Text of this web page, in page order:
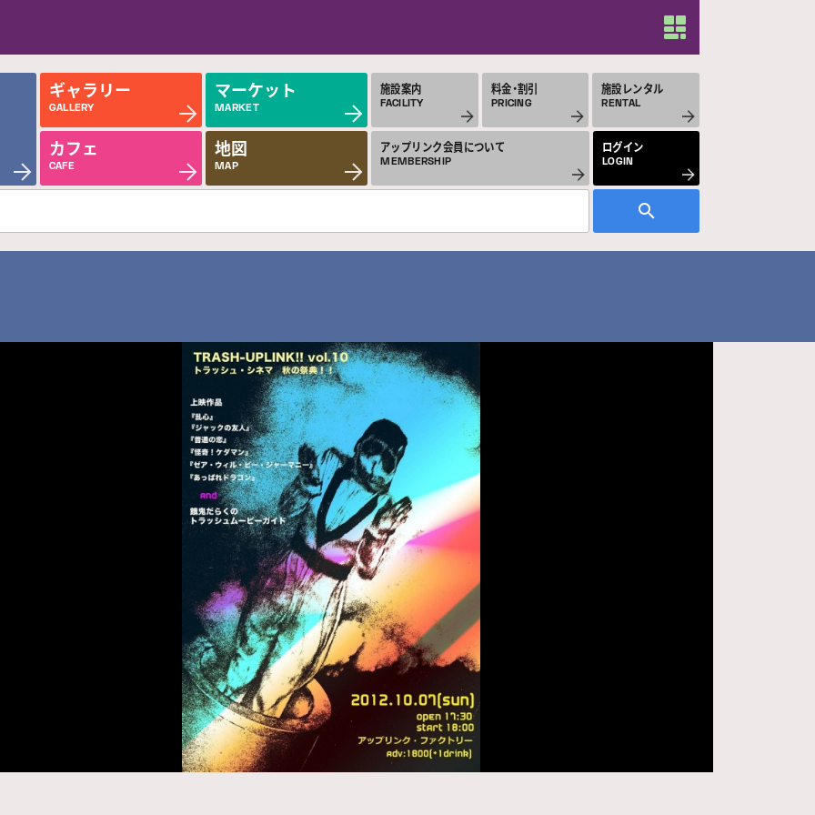
ギャラリー
GALLERY
マーケット
MARKET
カフェ
CAFE
地図
MAP
施設案内
FACILITY
料金・割引
PRICING
施設レンタル
RENTAL
アップリンク会員について
MEMBERSHIP
ログイン
LOGIN